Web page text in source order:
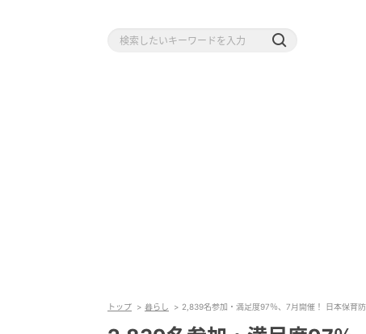
トップ 暮らし 2,839名参加・満足度97％、7月開催！ 日本保育